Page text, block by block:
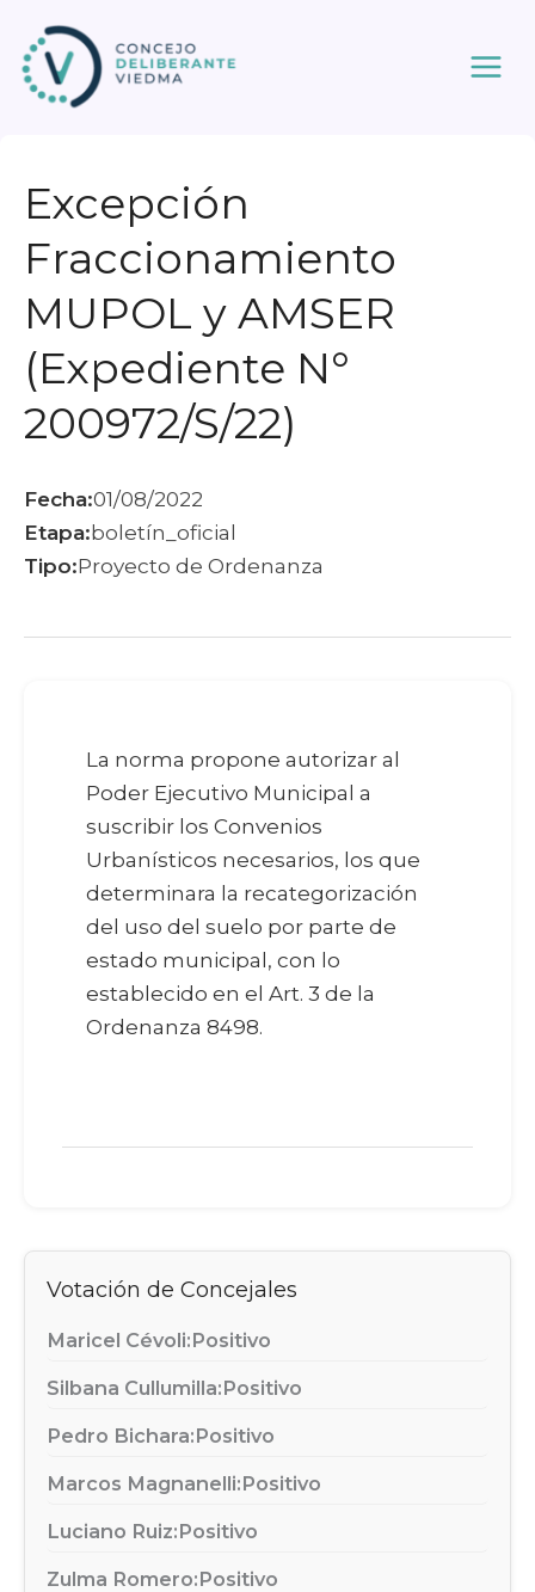
contenido
Excepción
Fraccionamiento
MUPOL y AMSER
(Expediente N°
200972/S/22)
Fecha:01/08/2022
Etapa:boletín_oficial
Tipo:Proyecto de Ordenanza
La norma propone autorizar al
Poder Ejecutivo Municipal a
suscribir los Convenios
Urbanísticos necesarios, los que
determinara la recategorización
del uso del suelo por parte de
estado municipal, con lo
establecido en el Art. 3 de la
Ordenanza 8498.
Votación de Concejales
Maricel Cévoli:Positivo
Silbana Cullumilla:Positivo
Pedro Bichara:Positivo
Marcos Magnanelli:Positivo
Luciano Ruiz:Positivo
Zulma Romero:Positivo